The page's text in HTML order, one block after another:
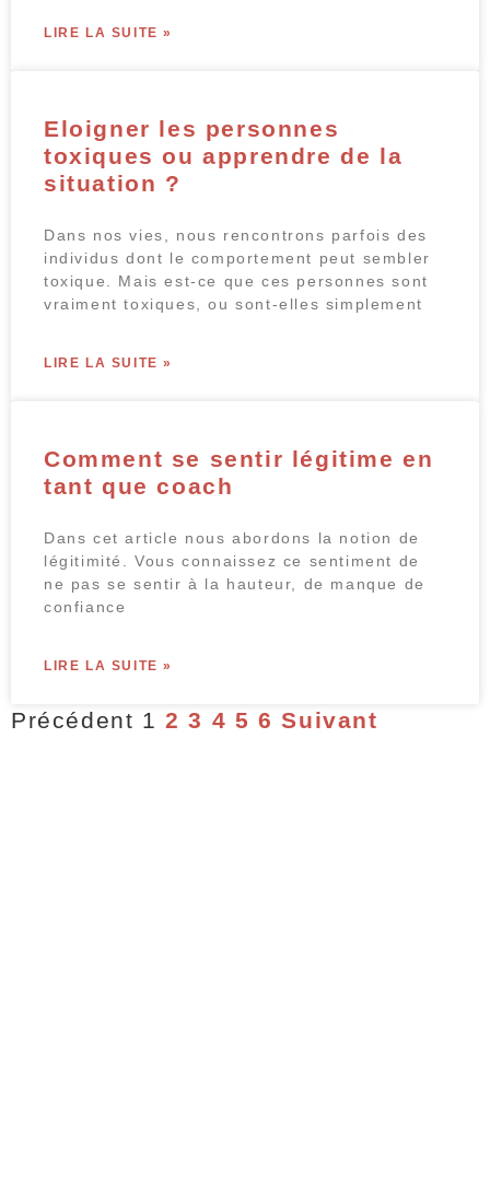
LIRE LA SUITE »
Eloigner les personnes
toxiques ou apprendre de la
situation ?
Dans nos vies, nous rencontrons parfois des
individus dont le comportement peut sembler
toxique. Mais est-ce que ces personnes sont
vraiment toxiques, ou sont-elles simplement
LIRE LA SUITE »
Comment se sentir légitime en
tant que coach
Dans cet article nous abordons la notion de
légitimité. Vous connaissez ce sentiment de
ne pas se sentir à la hauteur, de manque de
confiance
LIRE LA SUITE »
Précédent 1 2 3 4 5 6 Suivant